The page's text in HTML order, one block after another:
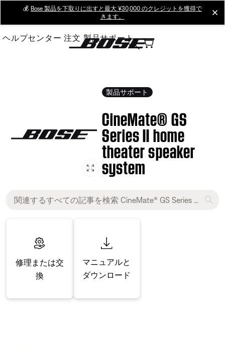
Main
💰 Bose 製品を下取りに出すと最大 ¥30,000 のクレジットを獲得で
きます。
ヘルプセンター 注文 製品サポート
製品サポート
CineMate® GS
Series II home
theater speaker
system
修理または交
換
マニュアルと
ダウンロード